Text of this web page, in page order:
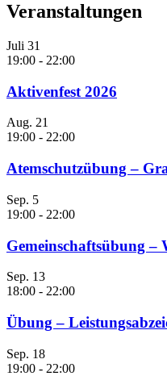
Veranstaltungen
Juli 31
19:00 - 22:00
Aktivenfest 2026
Aug. 21
19:00 - 22:00
Atemschutzübung –
Sep. 5
19:00 - 22:00
Gemeinschaftsübung –
Sep. 13
18:00 - 22:00
Übung –
Sep. 18
19:00 - 22:00